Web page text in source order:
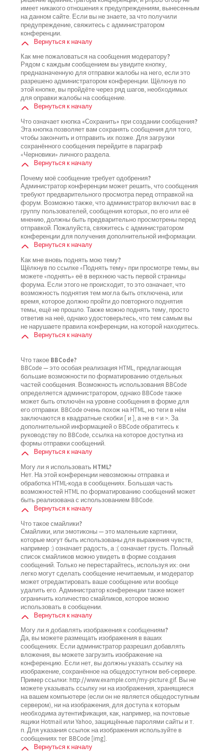
имеет никакого отношения к предупреждениям, вынесенным
на данном сайте. Если вы не знаете, за что получили
предупреждение, свяжитесь с администратором
конференции.
Вернуться к началу
Как мне пожаловаться на сообщения модератору?
Рядом с каждым сообщением вы увидите кнопку,
предназначенную для отправки жалобы на него, если это
разрешено администратором конференции. Щёлкнув по
этой кнопке, вы пройдёте через ряд шагов, необходимых
для оправки жалобы на сообщение.
Вернуться к началу
Что означает кнопка «Сохранить» при создании сообщения?
Эта кнопка позволяет вам сохранять сообщения для того,
чтобы закончить и отправить их позже. Для загрузки
сохранённого сообщения перейдите в параграф
«Черновики» личного раздела.
Вернуться к началу
Почему моё сообщение требует одобрения?
Администратор конференции может решить, что сообщения
требуют предварительного просмотра перед отправкой на
форум. Возможно также, что администратор включил вас в
группу пользователей, сообщения которых, по его или её
мнению, должны быть предварительно просмотрены перед
отправкой. Пожалуйста, свяжитесь с администратором
конференции для получения дополнительной информации.
Вернуться к началу
Как мне вновь поднять мою тему?
Щёлкнув по ссылке «Поднять тему» при просмотре темы, вы
можете «поднять» её в верхнюю часть первой страницы
форума. Если этого не происходит, то это означает, что
возможность поднятия тем могла быть отключена, или
время, которое должно пройти до повторного поднятия
темы, ещё не прошло. Также можно поднять тему, просто
ответив на неё, однако удостоверьтесь, что тем самым вы
не нарушаете правила конференции, на которой находитесь.
Вернуться к началу
Что такое BBCode?
BBCode — это особая реализация HTML, предлагающая
большие возможности по форматированию отдельных
частей сообщения. Возможность использования BBCode
определяется администратором, однако BBCode также
может быть отключён на уровне сообщения в форме для
его отправки. BBCode очень похож на HTML, но теги в нём
заключаются в квадратные скобки [ и ], а не в < и >. За
дополнительной информацией о BBCode обратитесь к
руководству по BBCode, ссылка на которое доступна из
формы отправки сообщений.
Вернуться к началу
Могу ли я использовать HTML?
Нет. На этой конференции невозможны отправка и
обработка HTML-кода в сообщениях. Большая часть
возможностей HTML по форматированию сообщений может
быть реализована с использованием BBCode.
Вернуться к началу
Что такое смайлики?
Смайлики, или эмотиконы — это маленькие картинки,
которые могут быть использованы для выражения чувств,
например :) означает радость, а :( означает грусть. Полный
список смайликов можно увидеть в форме создания
сообщений. Только не перестарайтесь, используя их: они
легко могут сделать сообщение нечитаемым, и модератор
может отредактировать ваше сообщение или вообще
удалить его. Администратор конференции также может
ограничить количество смайликов, которое можно
использовать в сообщении.
Вернуться к началу
Могу ли я добавлять изображения к сообщениям?
Да, вы можете размещать изображения в ваших
сообщениях. Если администратор разрешил добавлять
вложения, вы можете загрузить изображение на
конференцию. Если нет, вы должны указать ссылку на
изображение, сохранённое на общедоступном веб-сервере.
Пример ссылки: http://www.example.com/my-picture.gif. Вы не
можете указывать ссылку ни на изображения, хранящиеся
на вашем компьютере (если он не является общедоступным
сервером), ни на изображения, для доступа к которым
необходима аутентификация, как, например, на почтовые
ящики Hotmail или Yahoo, защищённые паролями сайты и т.
п. Для указания ссылок на изображения используйте в
сообщениях тег BBCode [img].
Вернуться к началу